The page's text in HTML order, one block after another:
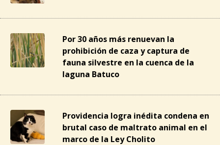
Por 30 años más renuevan la
prohibición de caza y captura de
fauna silvestre en la cuenca de la
laguna Batuco
Providencia logra inédita condena en
brutal caso de maltrato animal en el
marco de la Ley Cholito